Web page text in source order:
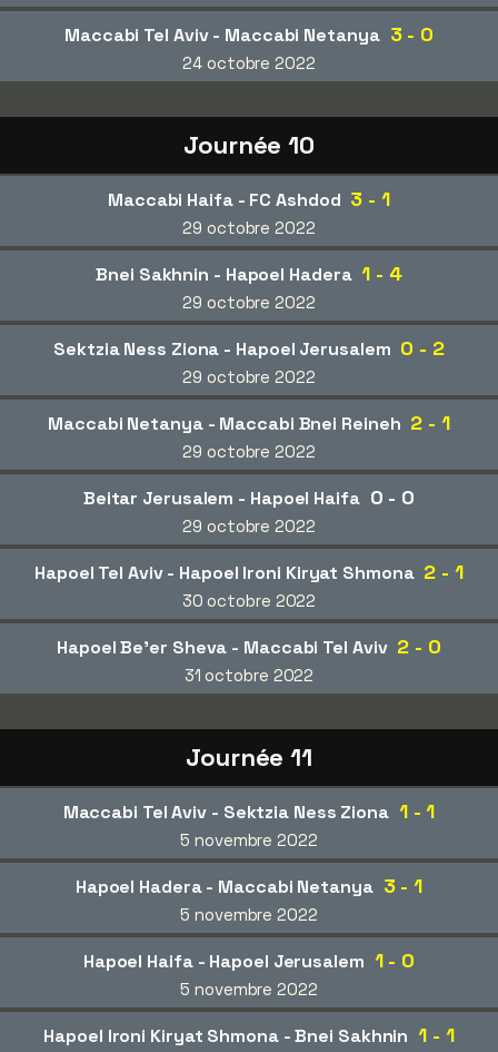
Maccabi Tel Aviv - Maccabi Netanya 3 - 0
24 octobre 2022
Journée 10
Maccabi Haifa - FC Ashdod 3 - 1
29 octobre 2022
Bnei Sakhnin - Hapoel Hadera 1 - 4
29 octobre 2022
Sektzia Ness Ziona - Hapoel Jerusalem 0 - 2
29 octobre 2022
Maccabi Netanya - Maccabi Bnei Reineh 2 - 1
29 octobre 2022
Beitar Jerusalem - Hapoel Haifa 0 - 0
29 octobre 2022
Hapoel Tel Aviv - Hapoel Ironi Kiryat Shmona 2 - 1
30 octobre 2022
Hapoel Be'er Sheva - Maccabi Tel Aviv 2 - 0
31 octobre 2022
Journée 11
Maccabi Tel Aviv - Sektzia Ness Ziona 1 - 1
5 novembre 2022
Hapoel Hadera - Maccabi Netanya 3 - 1
5 novembre 2022
Hapoel Haifa - Hapoel Jerusalem 1 - 0
5 novembre 2022
Hapoel Ironi Kiryat Shmona - Bnei Sakhnin 1 - 1